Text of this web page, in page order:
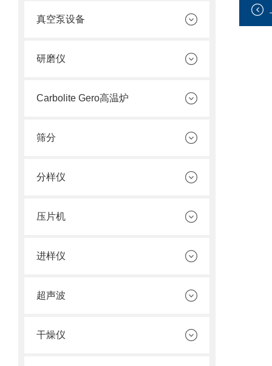
真空泵设备
研磨仪
Carbolite Gero高温炉
筛分
分样仪
压片机
进样仪
超声波
干燥仪